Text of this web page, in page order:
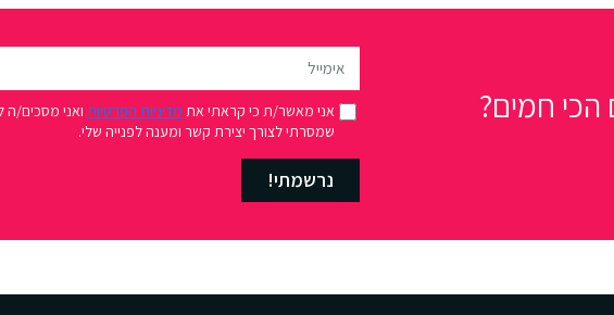
חמים? אני מאשר/ת כי קראתי את מדיניות הפרטיות ואני מסכים/ה
שמסרתי לצורך יצירת קשר ומענה לפנייה שלי.
נרשמתי!